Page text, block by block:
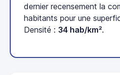
dernier recensement la
habitants pour une
Densité : 34 hab/km².